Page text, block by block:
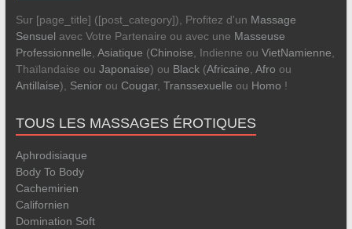
Sur [page_title] ([post_category]), Profitez d'un Massage
Sensuel avec Votre Partenaire ou avec une Masseuse
Professionnelle, Asiatique (Chinoise, Indienne ou VietNamienne,
Thaïlandaise ou Japonaise) ou Black(Africaine, Afro ou
Antillaise), Seniorou Cougar, Transsexuelle ou Homo !
TOUS LES MASSAGES ÉROTIQUES
Aphrodisiaque
Body To Body
Cachemirien
Californien
Domination Soft